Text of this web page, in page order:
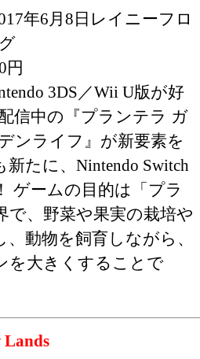
年6月8日レイニーフロ
円
3DS／Wii U版が好
信中の『プランテラ ガ
ンライフ』が新要素を
たに、Nintendo Switch
ゲームの目的は「プラ
で、野菜や果実の栽培や
動物を飼育しながら、
を大きくすることで
Lands